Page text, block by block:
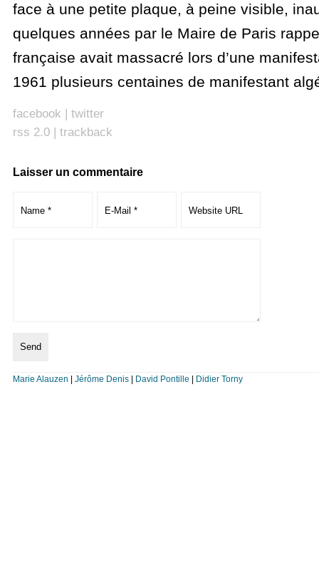
face à une petite plaque, à peine visible,
quelques années par le Maire de Paris
française avait massacré lors d’une
1961 plusieurs centaines de manifestant
facebook | twitter
rss 2.0| trackback
Laisser un commentaire
Marie Alauzen Jérôme Denis| David Pontille Didier Torny